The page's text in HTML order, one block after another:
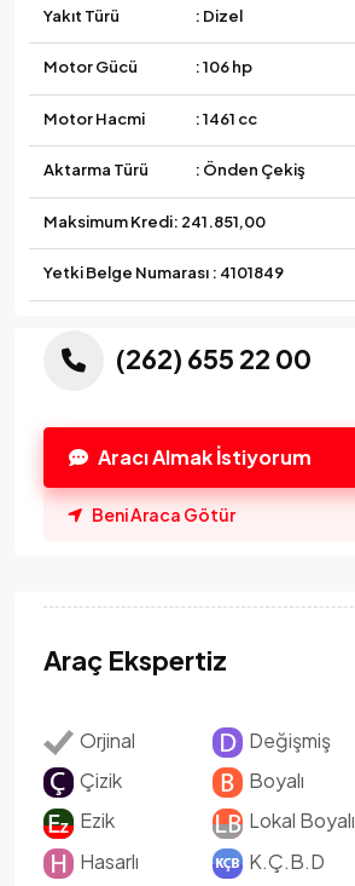
Yakıt Türü : Dizel
Motor Gücü : 106 hp
Motor Hacmi : 1461 cc
Aktarma Türü : Önden Çekiş
Maksimum Kredi: 241.851,00
Yetki Belge Numarası : 4101849
(262) 655 22 00
Aracı Almak İstiyorum
Beni Araca Götür
Araç Ekspertiz
Orjinal
Değişmiş
Çizik
Boyalı
Ezik
Lokal Boyalı
Hasarlı
K.Ç.B.D